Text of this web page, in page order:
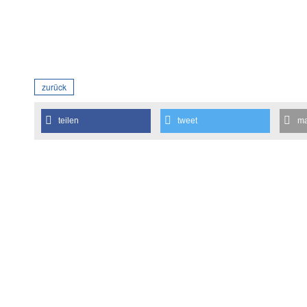
zurück
teilen tweet